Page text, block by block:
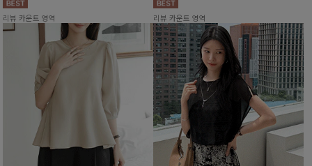
리뷰 카운트 영역 리뷰 카운트 영역